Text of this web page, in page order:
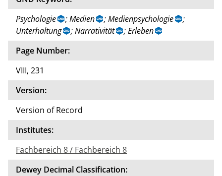
Psychologie
; Medien ; Medienpsychologie
;
Unterhaltung
; Narrativität
; Erleben
Page Number:
VIII, 231
Version:
Version of Record
Institutes:
Fachbereich 8 / Fachbereich 8
Dewey Decimal Classification: